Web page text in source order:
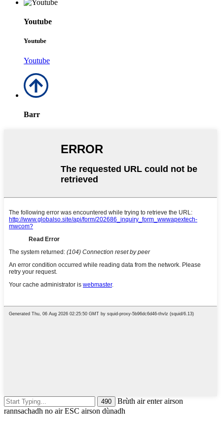
Youtube
Youtube
Youtube
Barr
Brùth air enter airson
rannsachadh no air ESC airson dùnadh